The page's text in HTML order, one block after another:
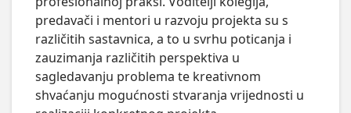
predavači i mentori u razvoju projekta su s
različitih sastavnica, a to u svrhu poticanja i
zauzimanja različitih perspektiva u
sagledavanju problema te kreativnom
shvaćanju mogućnosti stvaranja vrijednosti u